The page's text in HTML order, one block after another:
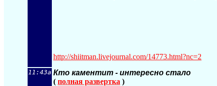
http://shiitman.livejournal.com/14773.html?nc=2
11:43a Кто каментит - интересно стало
( полная развертка )